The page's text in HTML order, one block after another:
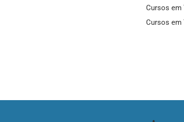
Cursos em
Cursos em